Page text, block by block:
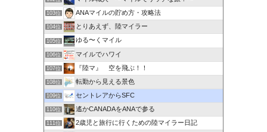
103位 ANAマイルの貯め方・攻略法
104位 とりあえず、陸マイラー
105位 ゆる〜くマイル
106位 マイルでハワイ
107位 『陸マ』 空を飛ぶ！！
108位 転勤から見える景色
109位 セントレアからSFC
110位 遙かCANADAをANAで参る
111位 2歳児と旅行に行くための陸マイラー日記